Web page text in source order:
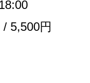
/ 5,500円